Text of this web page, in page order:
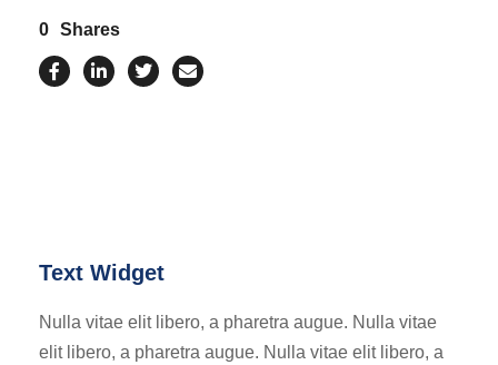
0 Shares
Text Widget
Nulla vitae elit libero, a pharetra augue. Nulla vitae
elit libero, a pharetra augue. Nulla vitae elit libero, a